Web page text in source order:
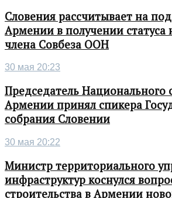
Словения рассчитывает на
Армении в получении статуса
члена Совбеза ООН
30 мая 20:23
Председатель Национального
Армении принял спикера
собрания Словении
30 мая 20:22
Министр территориального
инфраструктур коснулся
строительства в Армении